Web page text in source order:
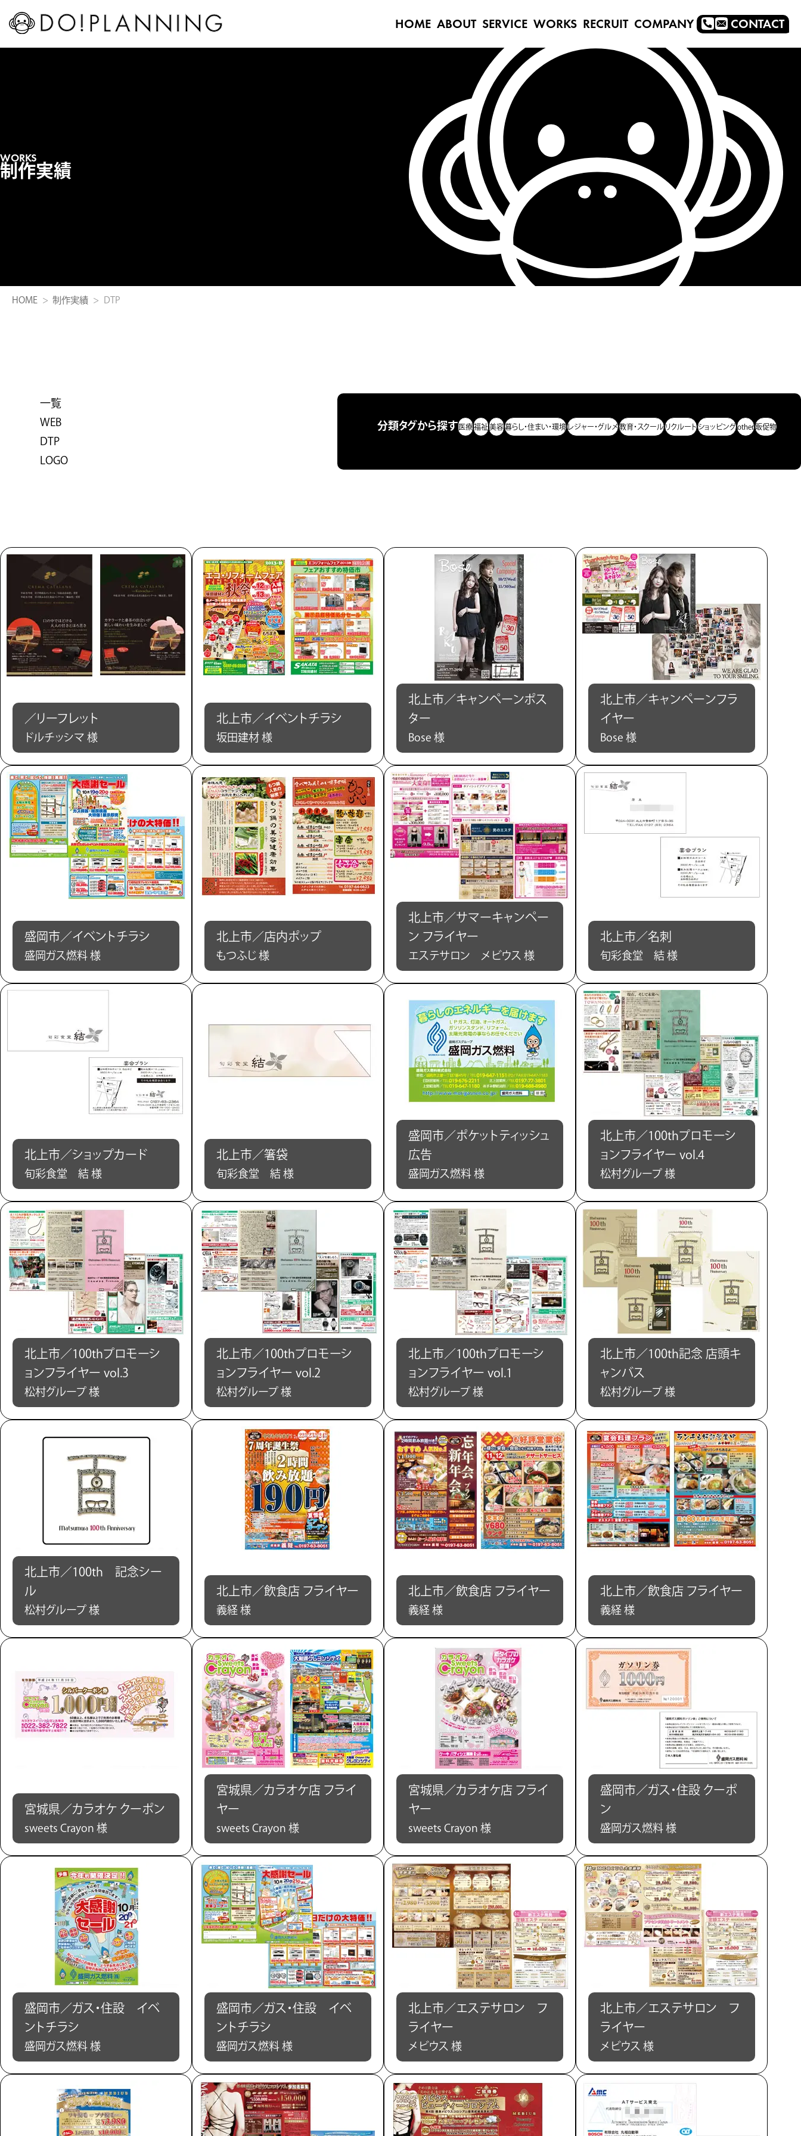
HOME ABOUT SERVICE WORKS RECRUIT COMPANY CONTACT
WORKS
制作実績
HOME 制作実績 DTP
一覧
WEB
DTP
LOGO
分類タグから探す医療福祉美容暮らし・住まい・環境レジャー・グルメ教育・スクールリクルートショッピングother販促物
／リーフレット
ドルチッシマ 様
北上市／イベントチラシ
坂田建材 様
北上市／キャンペーンポス
ター
Bose 様
北上市／キャンペーンフラ
イヤー
Bose 様
盛岡市／イベントチラシ
盛岡ガス燃料 様
北上市／店内ポップ
もつふじ 様
北上市／サマーキャンペー
ン フライヤー
エステサロン メビウス 様
北上市／名刺
旬彩食堂 結 様
北上市／ショップカード
旬彩食堂 結 様
北上市／箸袋
旬彩食堂 結 様
盛岡市／ポケットティッシュ
広告
盛岡ガス燃料 様
北上市／100thプロモーシ
ョンフライヤー vol.4
松村グループ 様
北上市／100thプロモーシ
ョンフライヤー vol.3
松村グループ 様
北上市／100thプロモーシ
ョンフライヤー vol.2
松村グループ 様
北上市／100thプロモーシ
ョンフライヤー vol.1
松村グループ 様
北上市／100th記念 店頭キ
ャンバス
松村グループ 様
北上市／100th 記念シー
ル
松村グループ 様
北上市／飲食店 フライヤー
義経 様
北上市／飲食店 フライヤー
義経 様
北上市／飲食店 フライヤー
義経 様
宮城県／カラオケ クーポン
sweets Crayon 様
宮城県／カラオケ店 フライ
ヤー
sweets Crayon 様
宮城県／カラオケ店 フライ
ヤー
sweets Crayon 様
盛岡市／ガス・住設 クーポ
ン
盛岡ガス燃料 様
盛岡市／ガス・住設 イベ
ントチラシ
盛岡ガス燃料 様
盛岡市／ガス・住設 イベ
ントチラシ
盛岡ガス燃料 様
北上市／エステサロン フ
ライヤー
メビウス 様
北上市／エステサロン フ
ライヤー
メビウス 様